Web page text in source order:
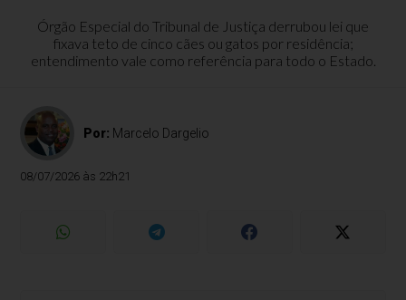
Órgão Especial do Tribunal de Justiça derrubou lei que
fixava teto de cinco cães ou gatos por residência;
entendimento vale como referência para todo o Estado.
Por: Marcelo Dargelio
08/07/2026 às 22h21